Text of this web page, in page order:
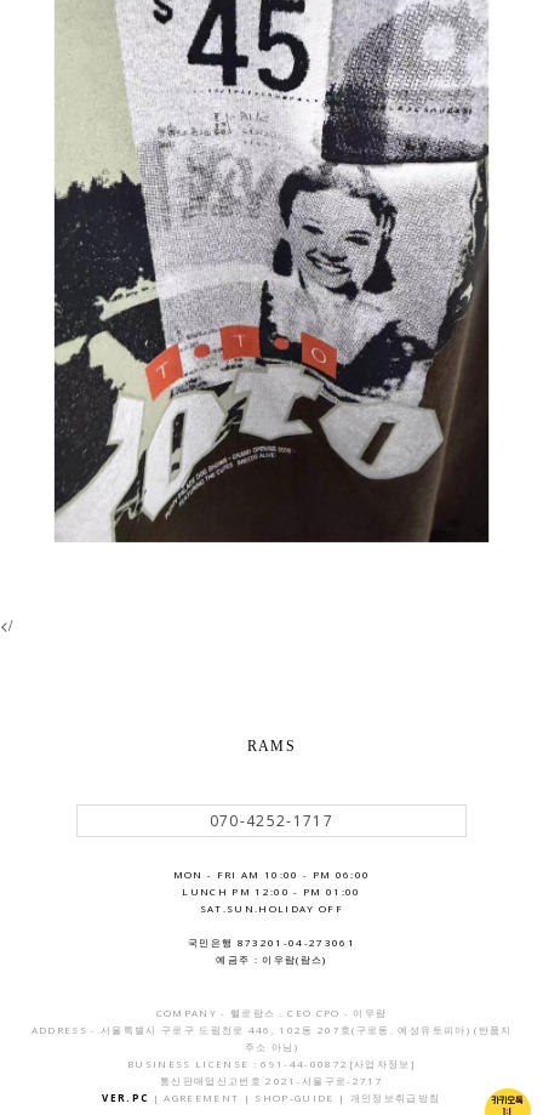
</
RAMS
070-4252-1717
MON - FRI AM 10:00 - PM 06:00
LUNCH PM 12:00 - PM 01:00
SAT.SUN.HOLIDAY OFF
국민은행 873201-04-273061
예금주 : 이우람(람스)
COMPANY - 헬로람스 . CEO CPO - 이우람
ADDRESS - 서울특별시 구로구 도림천로 446, 102동 207호(구로동, 예성유토피아) (반품지
주소 아님)
BUSINESS LICENSE : 691-44-00872 [사업자정보]
통신판매업신고번호 2021-서울구로-2717
VER.PC
|AGREEMENT | SHOP-GUIDE | 개인정보취급방침